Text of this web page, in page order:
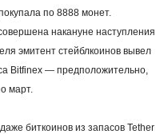
по 8888 монет.
накануне наступления
эмитент стейблкоинов вывел
Bitfinex — предположительно,
март.
биткоинов из запасов Tether